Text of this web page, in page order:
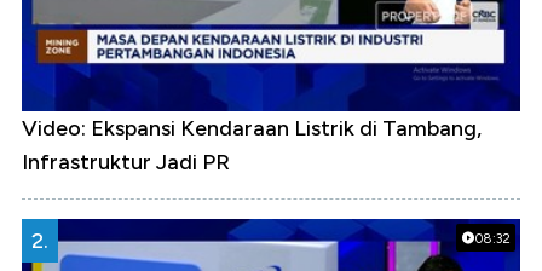
Video: Ekspansi Kendaraan Listrik di Tambang,
Infrastruktur Jadi PR
08:32
2.